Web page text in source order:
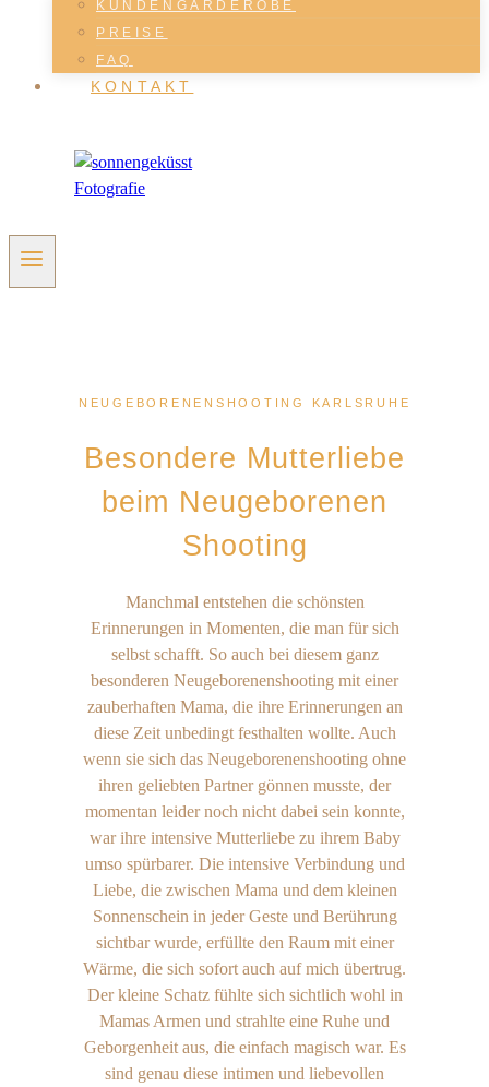
KUNDENGARDEROBE
PREISE
FAQ
KONTAKT
NEUGEBORENENSHOOTING KARLSRUHE
Besondere Mutterliebe
beim Neugeborenen
Shooting
Manchmal entstehen die schönsten
Erinnerungen in Momenten, die man für sich
selbst schafft. So auch bei diesem ganz
besonderen Neugeborenenshooting mit einer
zauberhaften Mama, die ihre Erinnerungen an
diese Zeit unbedingt festhalten wollte. Auch
wenn sie sich das Neugeborenenshooting ohne
ihren geliebten Partner gönnen musste, der
momentan leider noch nicht dabei sein konnte,
war ihre intensive Mutterliebe zu ihrem Baby
umso spürbarer. Die intensive Verbindung und
Liebe, die zwischen Mama und dem kleinen
Sonnenschein in jeder Geste und Berührung
sichtbar wurde, erfüllte den Raum mit einer
Wärme, die sich sofort auch auf mich übertrug.
Der kleine Schatz fühlte sich sichtlich wohl in
Mamas Armen und strahlte eine Ruhe und
Geborgenheit aus, die einfach magisch war. Es
sind genau diese intimen und liebevollen